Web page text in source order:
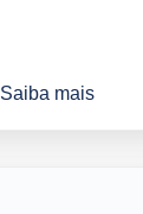
Saiba mais